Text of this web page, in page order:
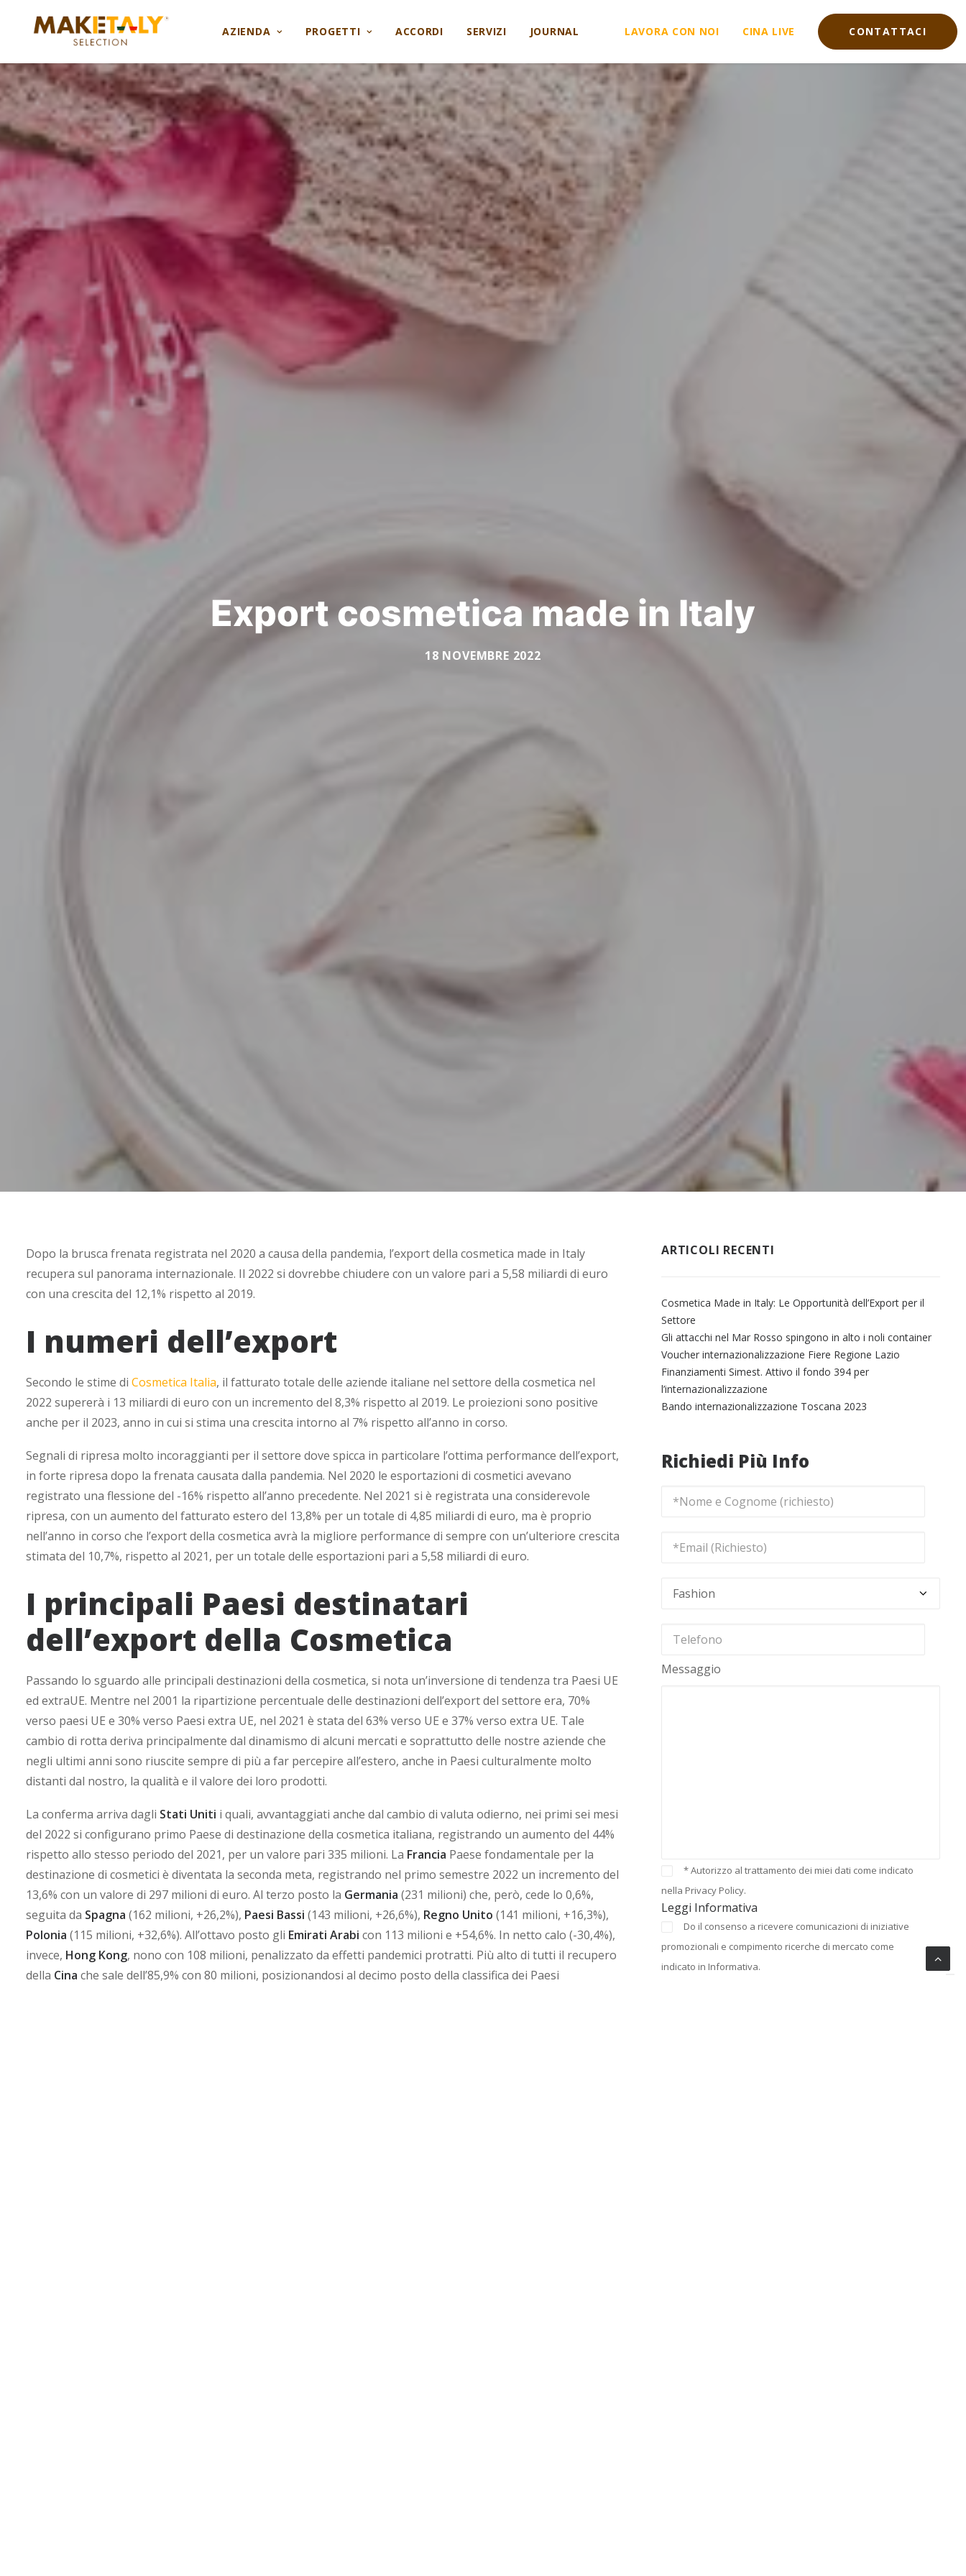
AZIENDA PROGETTI ACCORDI SERVIZI JOURNAL LAVORA CON NOI CINA LIVE CONTATTACI
Export cosmetica made in Italy
18 NOVEMBRE 2022
Dopo la brusca frenata registrata nel 2020 a causa della pandemia, l’export della cosmetica made in Italy
recupera sul panorama internazionale. Il 2022 si dovrebbe chiudere con un valore pari a 5,58 miliardi di euro
con una crescita del 12,1% rispetto al 2019.
I numeri dell’export
Secondo le stime di Cosmetica Italia, il fatturato totale delle aziende italiane nel settore della cosmetica nel
2022 supererà i 13 miliardi di euro con un incremento del 8,3% rispetto al 2019. Le proiezioni sono positive
anche per il 2023, anno in cui si stima una crescita intorno al 7% rispetto all’anno in corso.
Segnali di ripresa molto incoraggianti per il settore dove spicca in particolare l’ottima performance dell’export,
in forte ripresa dopo la frenata causata dalla pandemia. Nel 2020 le esportazioni di cosmetici avevano
registrato una flessione del -16% rispetto all’anno precedente. Nel 2021 si è registrata una considerevole
ripresa, con un aumento del fatturato estero del 13,8% per un totale di 4,85 miliardi di euro, ma è proprio
nell’anno in corso che l’export della cosmetica avrà la migliore performance di sempre con un’ulteriore crescita
stimata del 10,7%, rispetto al 2021, per un totale delle esportazioni pari a 5,58 miliardi di euro.
I principali Paesi destinatari
dell’export della Cosmetica
Passando lo sguardo alle principali destinazioni della cosmetica, si nota un’inversione di tendenza tra Paesi UE
ed extraUE. Mentre nel 2001 la ripartizione percentuale delle destinazioni dell’export del settore era, 70%
verso paesi UE e 30% verso Paesi extra UE, nel 2021 è stata del 63% verso UE e 37% verso extra UE. Tale
cambio di rotta deriva principalmente dal dinamismo di alcuni mercati e soprattutto delle nostre aziende che
negli ultimi anni sono riuscite sempre di più a far percepire all’estero, anche in Paesi culturalmente molto
distanti dal nostro, la qualità e il valore dei loro prodotti.
La conferma arriva dagli Stati Uniti i quali, avvantaggiati anche dal cambio di valuta odierno, nei primi sei mesi
del 2022 si configurano primo Paese di destinazione della cosmetica italiana, registrando un aumento del 44%
rispetto allo stesso periodo del 2021, per un valore pari 335 milioni. La Francia Paese fondamentale per la
destinazione di cosmetici è diventata la seconda meta, registrando nel primo semestre 2022 un incremento del
13,6% con un valore di 297 milioni di euro. Al terzo posto la Germania (231 milioni) che, però, cede lo 0,6%,
seguita da Spagna (162 milioni, +26,2%), Paesi Bassi (143 milioni, +26,6%), Regno Unito (141 milioni, +16,3%),
Polonia (115 milioni, +32,6%). All’ottavo posto gli Emirati Arabi con 113 milioni e +54,6%. In netto calo (-30,4%),
invece, Hong Kong, nono con 108 milioni, penalizzato da effetti pandemici protratti. Più alto di tutti il recupero
della Cina che sale dell’85,9% con 80 milioni, posizionandosi al decimo posto della classifica dei Paesi
ARTICOLI RECENTI
Cosmetica Made in Italy: Le Opportunità dell’Export per il
Settore
Gli attacchi nel Mar Rosso spingono in alto i noli container
Voucher internazionalizzazione Fiere Regione Lazio
Finanziamenti Simest. Attivo il fondo 394 per
l’internazionalizzazione
Bando internazionalizzazione Toscana 2023
Richiedi Più Info
Messaggio
* Autorizzo al trattamento dei miei dati come indicato
nella Privacy Policy.
Leggi Informativa
Do il consenso a ricevere comunicazioni di iniziative
promozionali e compimento ricerche di mercato come
indicato in Informativa.